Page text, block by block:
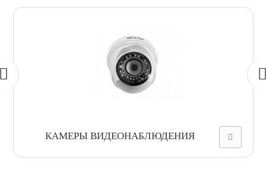
КАМЕРЫ ВИДЕОНАБЛЮДЕНИЯ